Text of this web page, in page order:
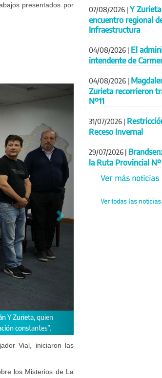
presentados por
Siguiente
Vial, iniciaron las
los Misterios de La
mezclas asfálticas en
07/08/2026 | Y
encuentro regional
Infraestructura
04/08/2026 | El
intendente de
04/08/2026 |
Zurieta recorrieron
Nº11
31/07/2026 |
Receso Invernal
29/07/2026 |
la Ruta Provincial Nº
Ver más noticias
Ver todas las